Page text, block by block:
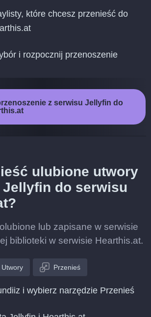
które chcesz przenieść do
i rozpocznij przenoszenie
z serwisu Jellyfin do
ulubione utwory
do serwisu
lub zapisane w serwisie
biblioteki w serwisie Hearthis.at.
Utwory Przenieś
i wybierz narzędzie Przenieś